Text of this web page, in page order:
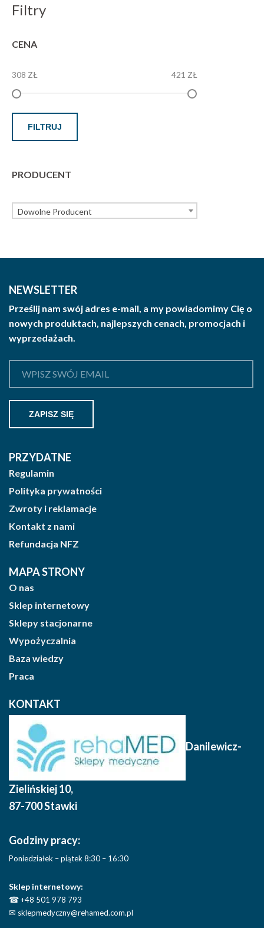
Filtry
CENA
308 ZŁ 421 ZŁ
FILTRUJ
PRODUCENT
Dowolne Producent
NEWSLETTER
Prześlij nam swój adres e-mail, a my powiadomimy Cię o
nowych produktach, najlepszych cenach, promocjach i
wyprzedażach.
PRZYDATNE
Regulamin
Polityka prywatności
Zwroty i reklamacje
Kontakt z nami
Refundacja NFZ
MAPA STRONY
O nas
Sklep internetowy
Sklepy stacjonarne
Wypożyczalnia
Baza wiedzy
Praca
KONTAKT
Danilewicz-
Zielińskiej 10,
87-700 Stawki
Godziny pracy:
Poniedziałek – piątek 8:30 – 16:30
Sklep internetowy:
☎+48 501 978 793
✉ sklepmedyczny@rehamed.com.pl